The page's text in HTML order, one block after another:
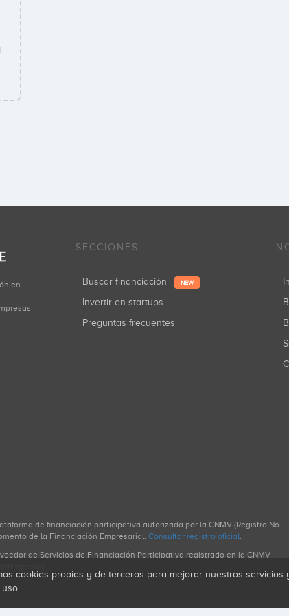
en
SECCIONES
Buscar financiación NEW
Invertir en startups
Preguntas frecuentes
de financiación participativa autorizada por la CNMV (Registro No.
de la Financiación Empresarial. Consultar registro oficial.
de Servicios de Financiación Participativa registrado en la CNMV
cookies propias y de terceros para mejorar nuestros